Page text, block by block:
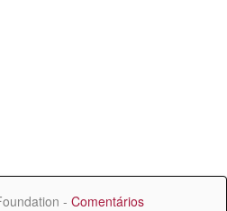
- Comentários